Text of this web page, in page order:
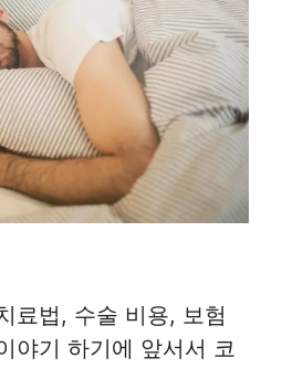
료법, 수술 비용, 보험
야기 하기에 앞서서 코